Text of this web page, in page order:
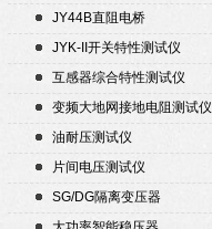
JY44B直阻电桥
JYK-II开关特性测试仪
互感器综合特性测试仪
变频大地网接地电阻测试仪
油耐压测试仪
片间电压测试仪
SG/DG隔离变压器